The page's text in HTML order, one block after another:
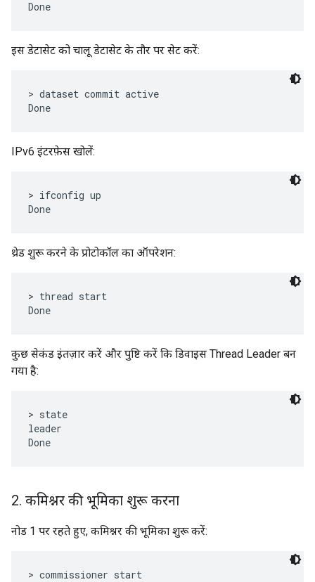
इस डेटासेट को चालू डेटासेट के तौर पर सेट करें:
> dataset commit active
IPv6 इंटरफ़ेस खोलें:
> ifconfig up
थ्रेड शुरू करने के प्रोटोकॉल का ऑपरेशन:
> thread start
कुछ सेकंड इंतज़ार करें और पुष्टि करें कि डिवाइस Thread Leader बन
गया है:
> state
leader
2. कमिश्नर की भूमिका शुरू करना
नोड 1 पर रहते हुए, कमिश्नर की भूमिका शुरू करें:
> commissioner start